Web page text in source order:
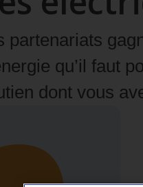
partenariats
qu’il faut
dont vous